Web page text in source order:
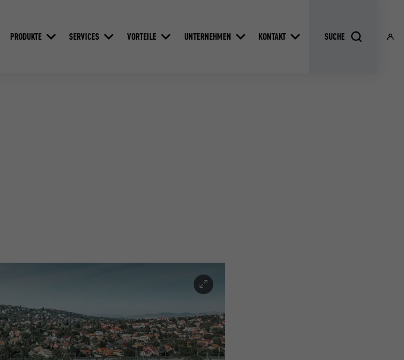
PRODUKTE SERVICES VORTEILE UNTERNEHMEN KONTAKT